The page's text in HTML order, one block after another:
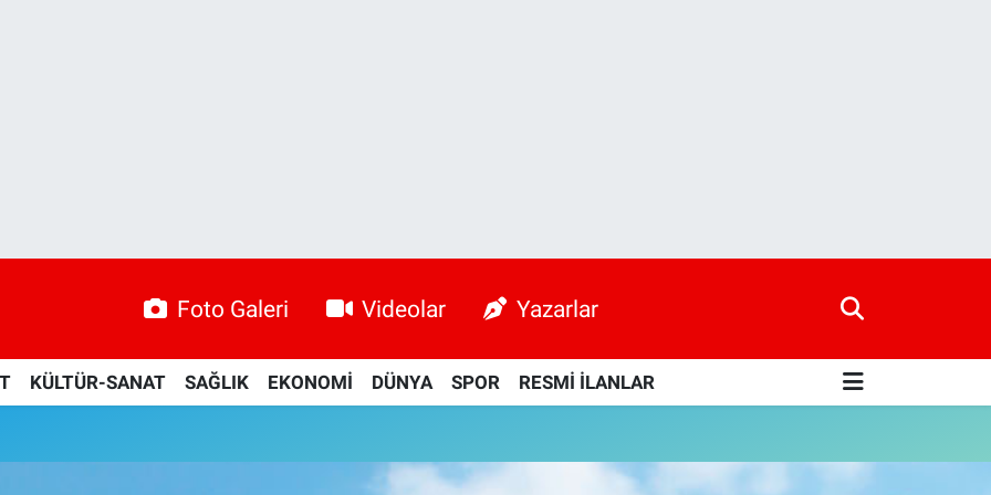
Foto Galeri Videolar Yazarlar
KÜLTÜR-SANAT SAĞLIK EKONOMİ DÜNYA SPOR RESMİ İLANLAR